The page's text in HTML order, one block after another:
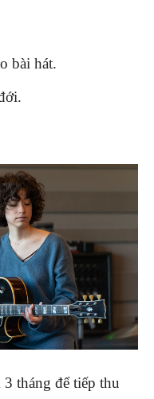
bài hát.
tháng để tiếp thu